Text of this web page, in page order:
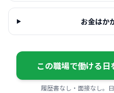
お金はか
この職場で働ける日
履歴書なし・面接なし。